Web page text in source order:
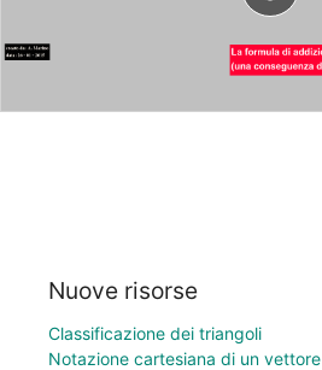
Nuove risorse
Classificazione dei triangoli
Notazione cartesiana di un vettore